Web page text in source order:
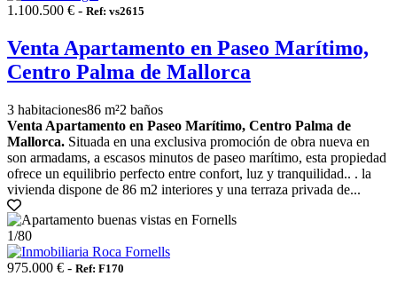
1.100.500 € - Ref: vs2615
Venta Apartamento en Paseo Marítimo,
Centro Palma de Mallorca
3 habitaciones86 m²2 baños
Venta Apartamento en Paseo Marítimo, Centro Palma de
Mallorca. Situada en una exclusiva promoción de obra nueva en
son armadams, a escasos minutos de paseo marítimo, esta propiedad
ofrece un equilibrio perfecto entre confort, luz y tranquilidad.. . la
vivienda dispone de 86 m2 interiores y una terraza privada de...
1/80
975.000 € - Ref: F170